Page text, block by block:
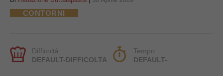
CONTORNI
Difficoltà:
DEFAULT-DIFFICOLTA
Tempo:
DEFAULT-